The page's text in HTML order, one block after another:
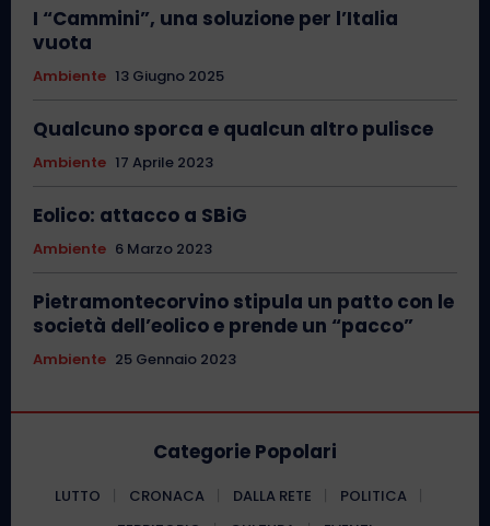
I “Cammini”, una soluzione per l’Italia
vuota
Ambiente 13 Giugno 2025
Qualcuno sporca e qualcun altro pulisce
Ambiente 17 Aprile 2023
Eolico: attacco a SBiG
Ambiente 6 Marzo 2023
Pietramontecorvino stipula un patto con le
società dell’eolico e prende un “pacco”
Ambiente 25 Gennaio 2023
Categorie Popolari
LUTTO CRONACA DALLA RETE
POLITICA